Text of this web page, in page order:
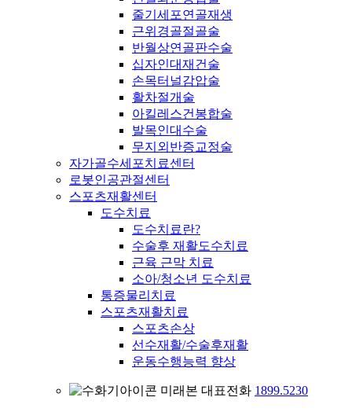
줄기세포연골재생
근위경골절골술
반월상연골판수술
십자인대재건술
손목터널감압술
활차절개술
아킬레스건봉합술
발목인대수술
무지외반증교정술
자가골수세포치료센터
로봇인공관절센터
스포츠재활센터
도수치료
도수치료란?
수술후 재활도수치료
근육 근막 치료
소아/청소년 도수치료
통증물리치료
스포츠재활치료
스포츠손상
선수재활/수술후재활
운동수행능력 향상
미래본 대표전화 1899.5230